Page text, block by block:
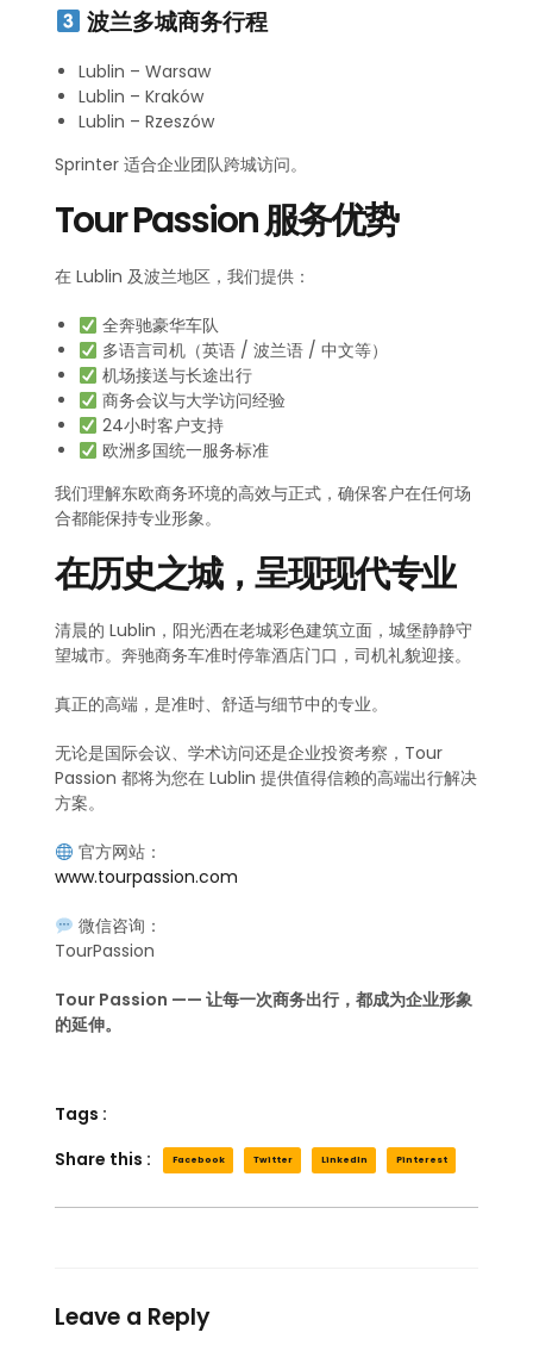
波兰多城商务行程
Lublin – Warsaw
Lublin – Kraków
Lublin – Rzeszów
Sprinter 适合企业团队跨城访问。
Tour Passion 服务优势
在 Lublin 及波兰地区，我们提供：
全奔驰豪华车队
多语言司机（英语 / 波兰语 / 中文等）
机场接送与长途出行
商务会议与大学访问经验
24小时客户支持
欧洲多国统一服务标准
我们理解东欧商务环境的高效与正式，确保客户在任何场
合都能保持专业形象。
在历史之城，呈现现代专业
清晨的 Lublin，阳光洒在老城彩色建筑立面，城堡静静守
望城市。奔驰商务车准时停靠酒店门口，司机礼貌迎接。
真正的高端，是准时、舒适与细节中的专业。
无论是国际会议、学术访问还是企业投资考察，Tour
Passion 都将为您在 Lublin 提供值得信赖的高端出行解决
方案。
官方网站：
www.tourpassion.com
微信咨询：
TourPassion
Tour Passion —— 让每一次商务出行，都成为企业形象
的延伸。
Tags :
Share this :
Facebook Twitter LinkedIn Pinterest
Leave a Reply